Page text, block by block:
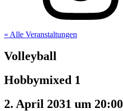
« Alle Veranstaltungen
Volleyball
Hobbymixed 1
2. April 2031 um 20:00